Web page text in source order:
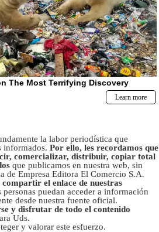
la labor periodística que
informados. Por ello, les recordamos que
comercializar, distribuir, copiar total
que publicamos en nuestra web, sin
de Empresa Editora El Comercio S.A.
el enlace de nuestras
personas puedan acceder a información
desde nuestra fuente oficial.
y disfrutar de todo el contenido
Uds.
y valorar este esfuerzo.